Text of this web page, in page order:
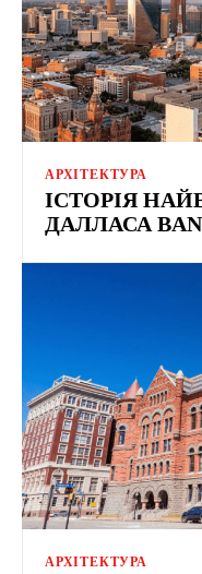
АРХІТЕКТУРА
ІСТОРІЯ
ДАЛЛАСА
АРХІТЕКТУРА